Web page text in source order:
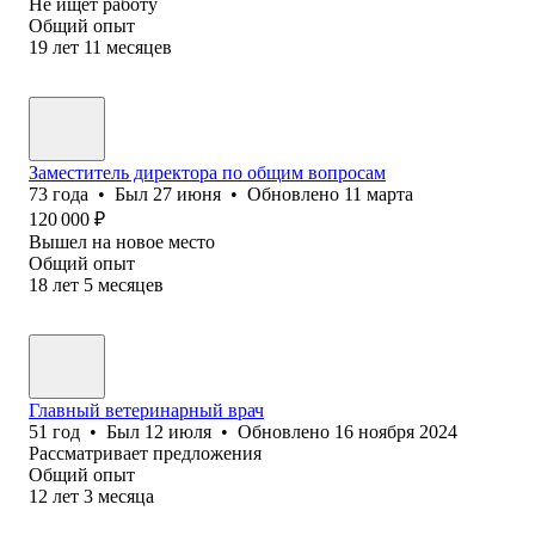
Общий опыт
19 лет 11 месяцев
Заместитель директора по общим вопросам
73 года • Был 27 июня • Обновлено 11 марта
120 000 ₽
Вышел на новое место
Общий опыт
18 лет 5 месяцев
Главный ветеринарный врач
51 год • Был 12 июля • Обновлено 16 ноября 2024
Рассматривает предложения
Общий опыт
12 лет 3 месяца